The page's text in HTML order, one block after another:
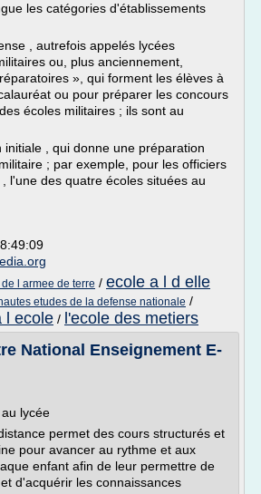
les catégories d'établissements
, autrefois appelés lycées
ou, plus anciennement,
», qui forment les élèves à
ou pour préparer les concours
écoles militaires ; ils sont au
initiale , qui donne une préparation
; par exemple, pour les officiers
l'une des quatre écoles situées au
l armee de terre / ecole a l d elle
etudes de la defense nationale /
l ecole / l'ecole des metiers
National Enseignement E-
lycée
permet des cours structurés et
pour avancer au rythme et aux
enfant afin de leur permettre de
d'acquérir les connaissances